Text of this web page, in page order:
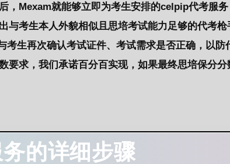
，Mexam就能够立即为考生安排的celpip代考服
与考生本人外貌相似且思培考试能力足够的代考
生再次确认考试证件、考试需求是否正确，以防
要求，我们承诺百分百实现，如果最终思培保分
的详细步骤